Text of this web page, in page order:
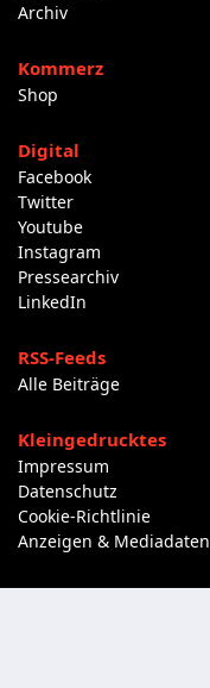
Archiv
Kommerz
Shop
Digital
Facebook
Twitter
Youtube
Instagram
Pressearchiv
LinkedIn
RSS-Feeds
Alle Beiträge
Kleingedrucktes
Impressum
Datenschutz
Cookie-Richtlinie
Anzeigen & Mediadaten